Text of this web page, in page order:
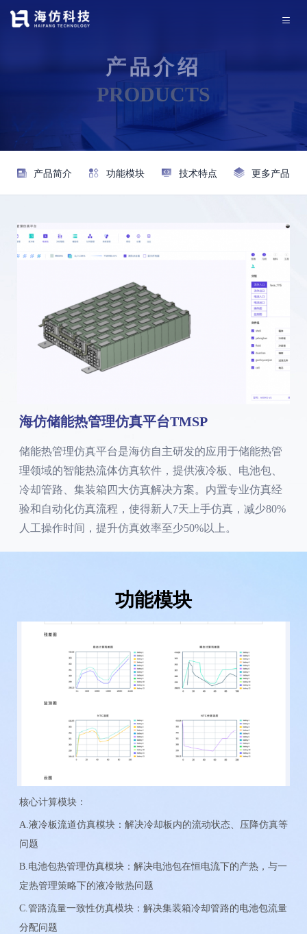
产品介绍
PRODUCTS
产品简介 功能模块 技术特点 更多产品
海仿储能热管理仿真平台TMSP
储能热管理仿真平台是海仿自主研发的应用于储能热管
理领域的智能热流体仿真软件，提供液冷板、电池包、
冷却管路、集装箱四大仿真解决方案。内置专业仿真经
验和自动化仿真流程，使得新人7天上手仿真，减少80%
人工操作时间，提升仿真效率至少50%以上。
功能模块
核心计算模块：
A.液冷板流道仿真模块：解决冷却板内的流动状态、压降仿真等
问题
B.电池包热管理仿真模块：解决电池包在恒电流下的产热，与一
定热管理策略下的液冷散热问题
C.管路流量一致性仿真模块：解决集装箱冷却管路的电池包流量
分配问题